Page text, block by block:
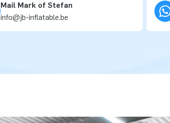
Mail Mark of Stefan
info@jb-inflatable.be